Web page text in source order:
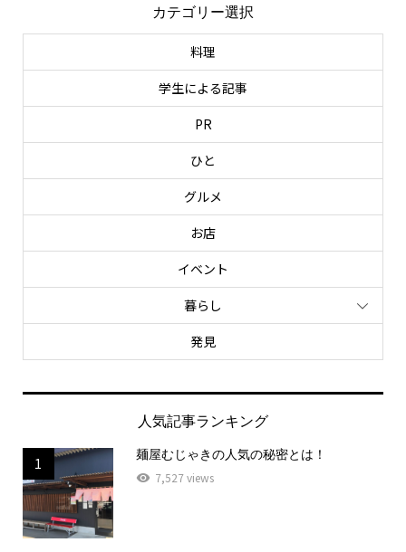
カテゴリー選択
料理
学生による記事
PR
ひと
グルメ
お店
イベント
暮らし
発見
人気記事ランキング
1
麺屋むじゃきの人気の秘密とは！
7,527 views